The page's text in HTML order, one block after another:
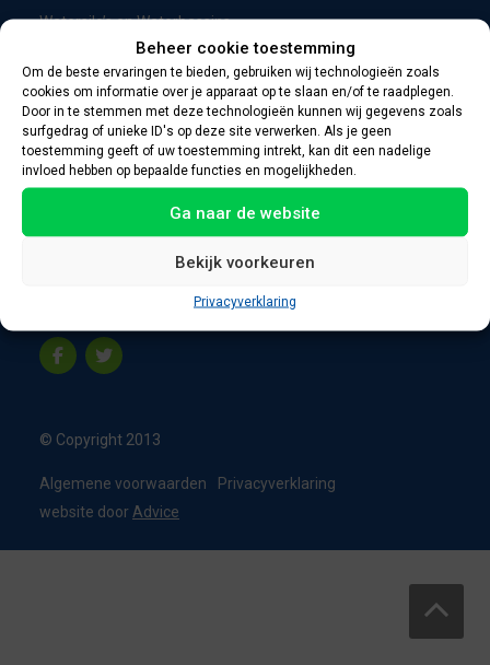
Beheer cookie toestemming
Om de beste ervaringen te bieden, gebruiken wij technologieën zoals
cookies om informatie over je apparaat op te slaan en/of te raadplegen.
Door in te stemmen met deze technologieën kunnen wij gegevens zoals
surfgedrag of unieke ID's op deze site verwerken. Als je geen
toestemming geeft of uw toestemming intrekt, kan dit een nadelige
invloed hebben op bepaalde functies en mogelijkheden.
Ga naar de website
Bekijk voorkeuren
Privacyverklaring
Watersilo’s en Waterbassins
CERTIFICERING CONTACTGEGEVENS
Oevers 11
8331 VC Steenwijk
Nederland
info@appelbouw.nl
© Copyright 2013
Algemene voorwaarden
Privacyverklaring
website door Advice